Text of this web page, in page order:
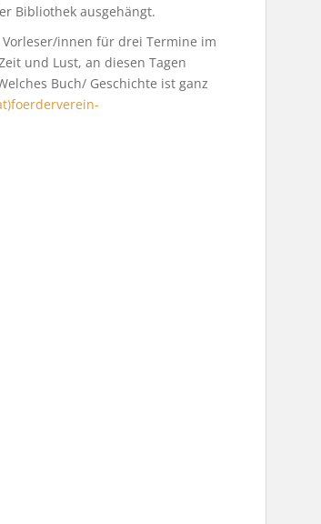
Bibliothek ausgehängt.
innen für drei Termine im
und Lust, an diesen Tagen
Buch/ Geschichte ist ganz